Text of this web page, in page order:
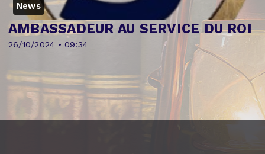
News
26/10/2024 • 09:34
AMBASSADEUR AU SERVICE DU ROI